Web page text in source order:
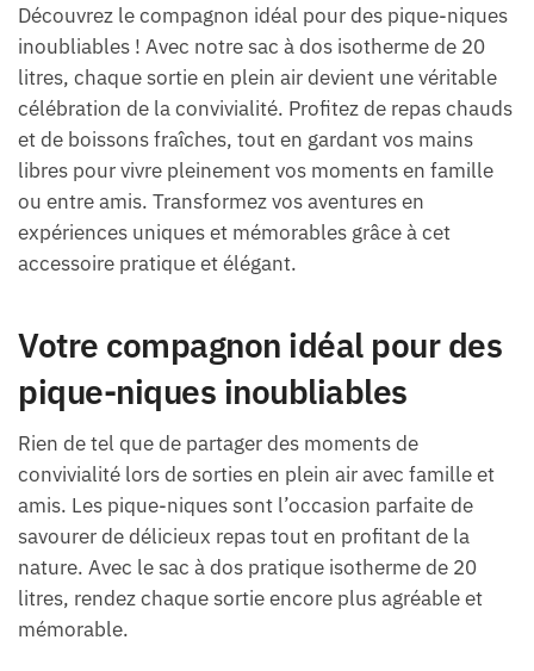
Découvrez le compagnon idéal pour des pique-niques
inoubliables ! Avec notre sac à dos isotherme de 20
litres, chaque sortie en plein air devient une véritable
célébration de la convivialité. Profitez de repas chauds
et de boissons fraîches, tout en gardant vos mains
libres pour vivre pleinement vos moments en famille
ou entre amis. Transformez vos aventures en
expériences uniques et mémorables grâce à cet
accessoire pratique et élégant.
Votre compagnon idéal pour des
pique-niques inoubliables
Rien de tel que de partager des moments de
convivialité lors de sorties en plein air avec famille et
amis. Les pique-niques sont l’occasion parfaite de
savourer de délicieux repas tout en profitant de la
nature. Avec le sac à dos pratique isotherme de 20
litres, rendez chaque sortie encore plus agréable et
mémorable.